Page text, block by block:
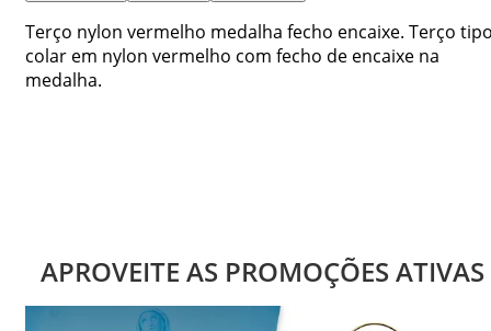
Terço nylon vermelho medalha fecho encaixe. Terço
colar em nylon vermelho com fecho de encaixe na
medalha.
APROVEITE AS PROMOÇÕES ATIVAS